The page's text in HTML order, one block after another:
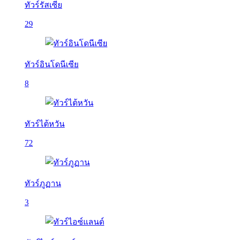
ทัวร์รัสเซีย
29
ทัวร์อินโดนีเซีย
8
ทัวร์ไต้หวัน
72
ทัวร์ภูฏาน
3